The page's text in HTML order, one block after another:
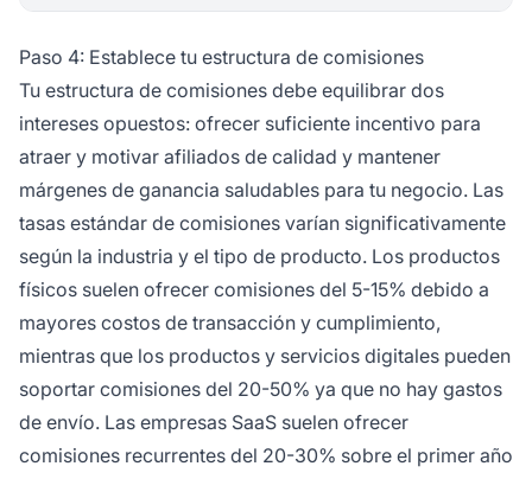
Paso 4: Establece tu estructura de comisiones
Tu estructura de comisiones debe equilibrar dos
intereses opuestos: ofrecer suficiente incentivo para
atraer y motivar afiliados de calidad y mantener
márgenes de ganancia saludables para tu negocio. Las
tasas estándar de comisiones varían significativamente
según la industria y el tipo de producto. Los productos
físicos suelen ofrecer comisiones del 5-15% debido a
mayores costos de transacción y cumplimiento,
mientras que los productos y servicios digitales pueden
soportar comisiones del 20-50% ya que no hay gastos
de envío. Las empresas SaaS suelen ofrecer
comisiones recurrentes del 20-30% sobre el primer año